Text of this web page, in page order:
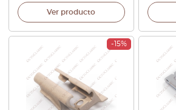
Ver producto
-15%